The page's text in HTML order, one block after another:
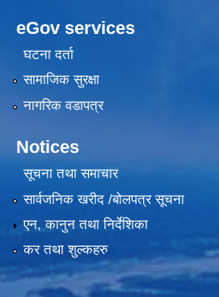
eGov services
घटना दर्ता
सामाजिक सुरक्षा
नागरिक वडापत्र
Notices
सूचना तथा समाचार
सार्वजनिक खरीद /बोलपत्र सूचना
एन, कानुन तथा निर्देशिका
कर तथा शुल्कहरु